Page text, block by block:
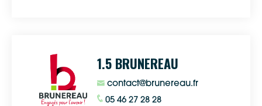
1.5 BRUNEREAU
contact@brunereau.fr
05 46 27 28 28